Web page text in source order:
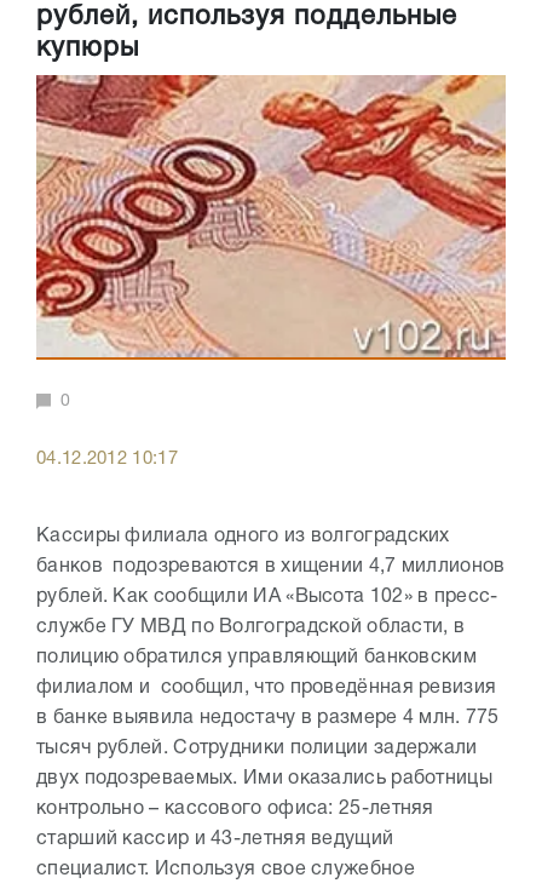
рублей, используя поддельные
купюры
0
04.12.2012 10:17
Кассиры филиала одного из волгоградских
банков подозреваются в хищении 4,7 миллионов
рублей. Как сообщили ИА «Высота 102» в пресс-
службе ГУ МВД по Волгоградской области, в
полицию обратился управляющий банковским
филиалом и сообщил, что проведённая ревизия
в банке выявила недостачу в размере 4 млн. 775
тысяч рублей. Сотрудники полиции задержали
двух подозреваемых. Ими оказались работницы
контрольно – кассового офиса: 25-летняя
старший кассир и 43-летняя ведущий
специалист. Используя свое служебное